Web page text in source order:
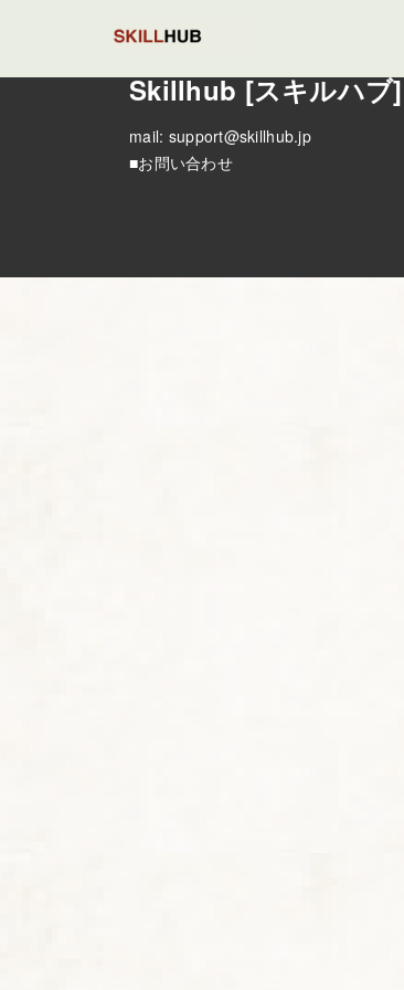
Skillhub [スキルハブ]
mail: support@skillhub.jp
■お問い合わせ